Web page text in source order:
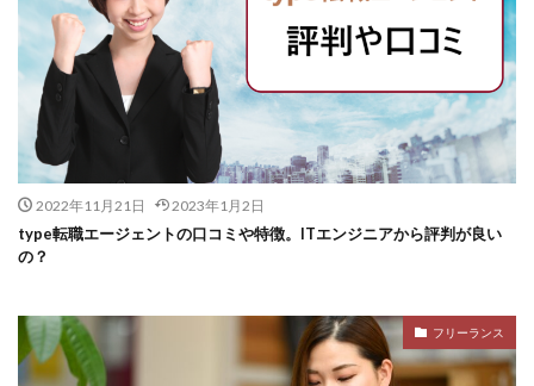
2022年11月21日 2023年1月2日
type転職エージェントの口コミや特徴。ITエンジニアから評判が良い
の？
フリーランス